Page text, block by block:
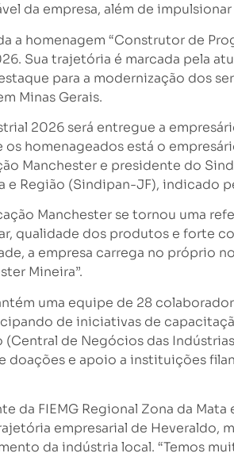
da empresa, além de
a homenagem “Construtor de
Sua trajetória é marcada pela
para a modernização dos
Minas Gerais.
2026 será entregue a
os homenageados está o
Manchester e presidente do
Região (Sindipan-JF), indicado
Manchester se tornou uma
qualidade dos produtos e forte
a empresa carrega no próprio
Mineira”.
uma equipe de 28
de iniciativas de
de Negócios das
doações e apoio a instituições
da FIEMG Regional Zona da
empresarial de Heveraldo,
da indústria local. “Temos